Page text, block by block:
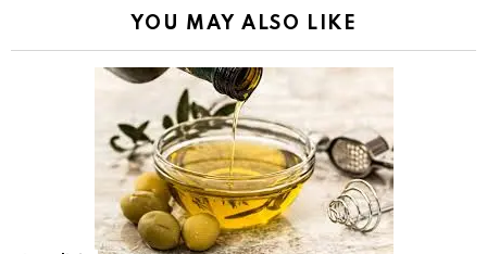
YOU MAY ALSO LIKE